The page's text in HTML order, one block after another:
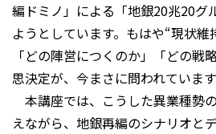
編ドミノ」による「地銀20兆20グ
ようとしています。もはや“現状維
「どの陣営につくのか」「どの戦
思決定が、今まさに問われています
本講座では、こうした異業種勢
えながら、地銀再編のシナリオと